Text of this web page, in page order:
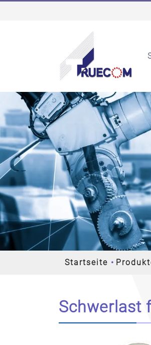
Startseite
Schwerlast